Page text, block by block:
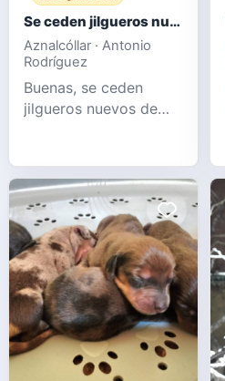
Se ceden jilgueros nuevos de este año
Aznalcóllar · Antonio
Rodríguez
Buenas, se ceden
jilgueros nuevos de
mudar, pajaros
preciosos se dan en
mano, un saludo.+34
697 34 74 54